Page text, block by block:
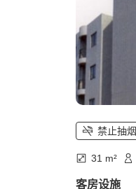
禁止抽烟
31 m²
客房设施